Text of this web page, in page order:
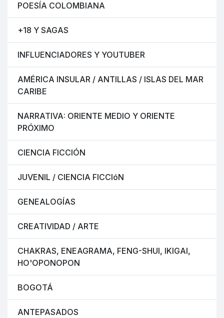
POESÍA COLOMBIANA
+18 Y SAGAS
INFLUENCIADORES Y YOUTUBER
AMÉRICA INSULAR / ANTILLAS / ISLAS DEL MAR
CARIBE
NARRATIVA: ORIENTE MEDIO Y ORIENTE
PRÓXIMO
CIENCIA FICCIÓN
JUVENIL / CIENCIA FICCIóN
GENEALOGÍAS
CREATIVIDAD / ARTE
CHAKRAS, ENEAGRAMA, FENG-SHUI, IKIGAI,
HO'OPONOPON
BOGOTÁ
ANTEPASADOS